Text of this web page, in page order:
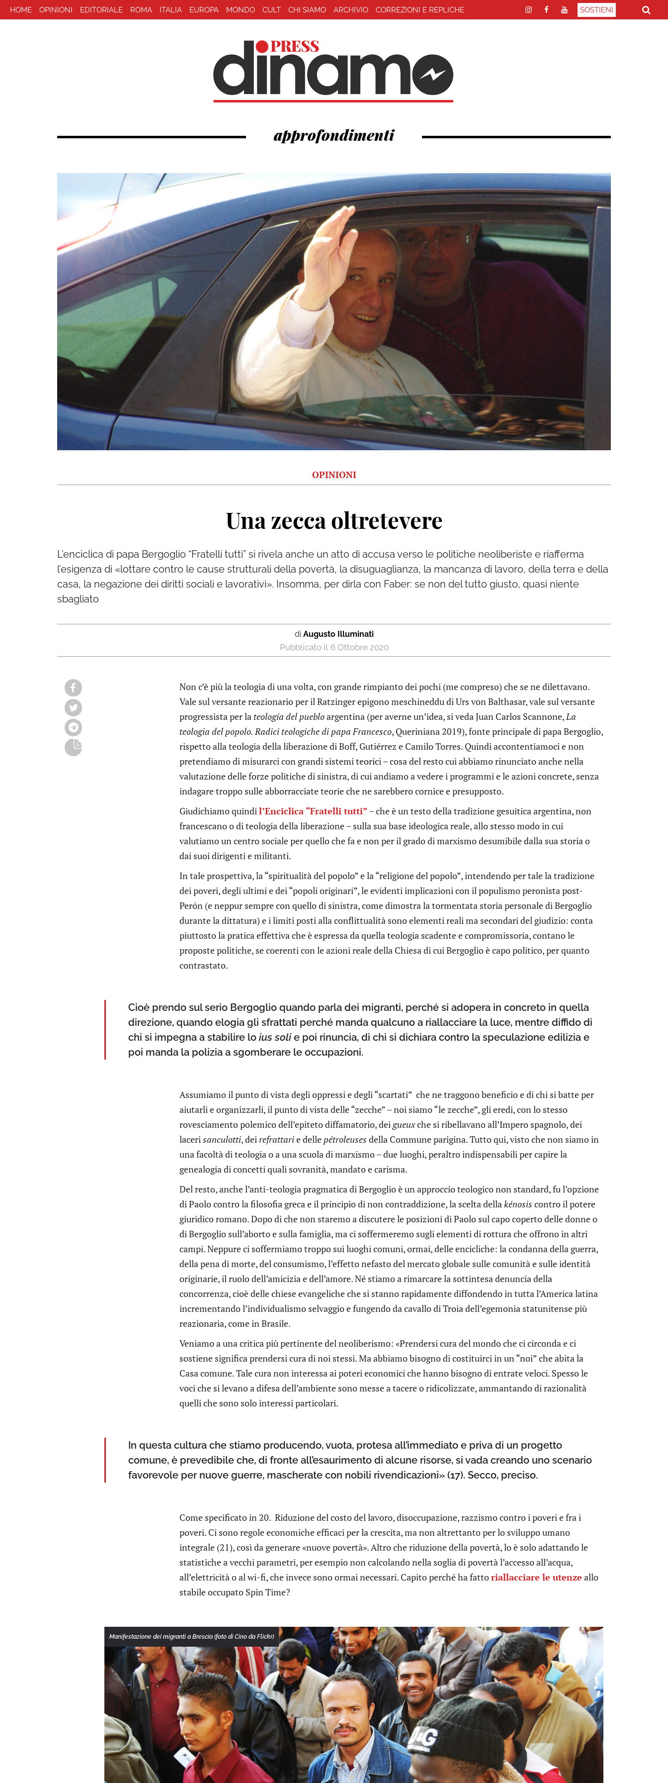
HOME OPINIONI EDITORIALE ROMA ITALIA EUROPA MONDO CULT CHI SIAMO ARCHIVIO CORREZIONI E REPLICHE SOSTIENI
approfondimenti
OPINIONI
Una zecca oltretevere
L’enciclica di papa Bergoglio “Fratelli tutti” si rivela anche un atto di accusa verso le politiche neoliberiste e riafferma
l’esigenza di «lottare contro le cause strutturali della povertà, la disuguaglianza, la mancanza di lavoro, della terra e della
casa, la negazione dei diritti sociali e lavorativi». Insomma, per dirla con Faber: se non del tutto giusto, quasi niente
sbagliato
di Augusto Illuminati
6 Ottobre 2020
Non c’è più la teologia di una volta, con grande rimpianto dei pochi (me compreso) che se ne dilettavano.
Vale sul versante reazionario per il Ratzinger epigono meschineddu di Urs von Balthasar, vale sul versante
progressista per la teología del puebloargentina (per averne un’idea, si veda Juan Carlos Scannone,La
teologia del popolo. Radici teologiche di papa Francesco, Queriniana 2019), fonte principale di papa Bergoglio,
rispetto alla teologia della liberazione di Boff, Gutiérrez e Camilo Torres. Quindi accontentiamoci e non
pretendiamo di misurarci con grandi sistemi teorici – cosa del resto cui abbiamo rinunciato anche nella
valutazione delle forze politiche di sinistra, di cui andiamo a vedere i programmi e le azioni concrete, senza
indagare troppo sulle abborracciate teorie che ne sarebbero cornice e presupposto.
Giudichiamo quindil’Enciclica “Fratelli tutti” – che è un testo della tradizione gesuitica argentina, non
francescano o di teologia della liberazione – sulla sua base ideologica reale, allo stesso modo in cui
valutiamo un centro sociale per quello che fa e non per il grado di marxismo desumibile dalla sua storia o
dai suoi dirigenti e militanti.
In tale prospettiva, la “spiritualità del popolo” e la “religione del popolo”, intendendo per tale la tradizione
dei poveri, degli ultimi e dei “popoli originari”, le evidenti implicazioni con il populismo peronista post-
Perón (e neppur sempre con quello di sinistra, come dimostra la tormentata storia personale di Bergoglio
durante la dittatura) e i limiti posti alla conflittualità sono elementi reali ma secondari del giudizio: conta
piuttosto la pratica effettiva che è espressa da quella teologia scadente e compromissoria, contano le
proposte politiche, se coerenti con le azioni reale della Chiesa di cui Bergoglio è capo politico, per quanto
contrastato.
Cioè prendo sul serio Bergoglio quando parla dei migranti, perché si adopera in concreto in quella
direzione, quando elogia gli sfrattati perché manda qualcuno a riallacciare la luce, mentre diffido di
chi si impegna a stabilire loius solie poi rinuncia, di chi si dichiara contro la speculazione edilizia e
poi manda la polizia a sgomberare le occupazioni.
Assumiamo il punto di vista degli oppressi e degli “scartati” che ne traggono beneficio e di chi si batte per
aiutarli e organizzarli, il punto di vista delle “zecche” – noi siamo “le zecche”, gli eredi, con lo stesso
rovesciamento polemico dell’epiteto diffamatorio, deigueuxche si ribellavano all’Impero spagnolo, dei
lacerisanculotti, deirefrattarie delle pétroleuses della Commune parigina. Tutto qui, visto che non siamo in
una facoltà di teologia o a una scuola di marxismo – due luoghi, peraltro indispensabili per capire la
genealogia di concetti quali sovranità, mandato e carisma.
Del resto, anche l’anti-teologia pragmatica di Bergoglio è un approccio teologico non standard, fu l’opzione
di Paolo contro la filosofia greca e il principio di non contraddizione, la scelta dellakénosis contro il potere
giuridico romano. Dopo di che non staremo a discutere le posizioni di Paolo sul capo coperto delle donne o
di Bergoglio sull’aborto e sulla famiglia, ma ci soffermeremo sugli elementi di rottura che offrono in altri
campi. Neppure ci soffermiamo troppo sui luoghi comuni, ormai, delle encicliche: la condanna della guerra,
della pena di morte, del consumismo, l’effetto nefasto del mercato globale sulle comunità e sulle identità
originarie, il ruolo dell’amicizia e dell’amore. Né stiamo a rimarcare la sottintesa denuncia della
concorrenza, cioè delle chiese evangeliche che si stanno rapidamente diffondendo in tutta l’America latina
incrementando l’individualismo selvaggio e fungendo da cavallo di Troia dell’egemonia statunitense più
reazionaria, come in Brasile.
Veniamo a una critica più pertinente del neoliberismo: «Prendersi cura del mondo che ci circonda e ci
sostiene significa prendersi cura di noi stessi. Ma abbiamo bisogno di costituirci in un “noi” che abita la
Casa comune. Tale cura non interessa ai poteri economici che hanno bisogno di entrate veloci. Spesso le
voci che si levano a difesa dell’ambiente sono messe a tacere o ridicolizzate, ammantando di razionalità
quelli che sono solo interessi particolari.
In questa cultura che stiamo producendo, vuota, protesa all’immediato e priva di un progetto
comune, è prevedibile che, di fronte all’esaurimento di alcune risorse, si vada creando uno scenario
favorevole per nuove guerre, mascherate con nobili rivendicazioni» (17). Secco, preciso.
Come specificato in 20. ­ Riduzione del costo del lavoro, disoccupazione, razzismo contro i poveri e fra i
poveri. Ci sono regole economiche efficaci per la crescita, ma non altrettanto per lo sviluppo umano
integrale (21), così da generare «nuove povertà». Altro che riduzione della povertà, lo è solo adattando le
statistiche a vecchi parametri, per esempio non calcolando nella soglia di povertà l’accesso all’acqua,
all’elettricità o al wi-fi, che invece sono ormai necessari. Capito perché ha fattoriallacciare le utenze allo
stabile occupato Spin Time?
Manifestazione dei migranti a Brescia (foto di Cino da Flickr)